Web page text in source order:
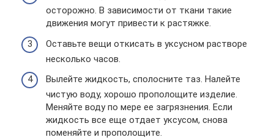
осторожно. В зависимости от ткани такие
движения могут привести к растяжке.
Оставьте вещи откисать в уксусном растворе
несколько часов.
Вылейте жидкость, сполосните таз. Налейте
чистую воду, хорошо прополощите изделие.
Меняйте воду по мере ее загрязнения. Если
жидкость все еще отдает уксусом, снова
поменяйте и прополощите.